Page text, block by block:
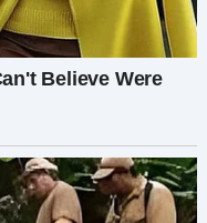
на твоей
в
тоже веришь,